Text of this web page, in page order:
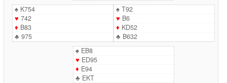
♠K754
♥ 742
♦ B83
♣ 975
♠T92
♥ B6
♦ KD52
♣ B632
♠EB8
♥ ED95
♦ E94
♣ EKT